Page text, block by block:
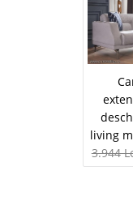
-45%
living
3.944